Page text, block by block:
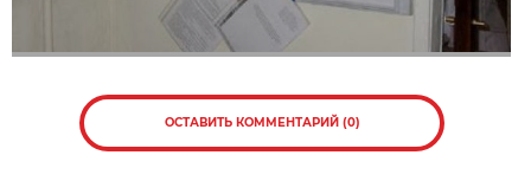
ОСТАВИТЬ КОММЕНТАРИЙ (0)